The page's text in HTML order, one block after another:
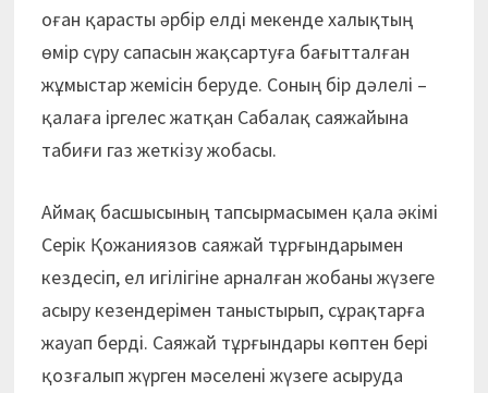
оған қарасты әрбір елді мекенде халықтың
өмір сүру сапасын жақсартуға бағытталған
жұмыстар жемісін беруде. Соның бір дәлелі –
қалаға іргелес жатқан Сабалақ саяжайына
табиғи газ жеткізу жобасы.
Аймақ басшысының тапсырмасымен қала әкімі
Серік Қожаниязов саяжай тұрғындарымен
кездесіп, ел игілігіне арналған жобаны жүзеге
асыру кезендерімен таныстырып, сұрақтарға
жауап берді. Саяжай тұрғындары көптен бері
қозғалып жүрген мәселені жүзеге асыруда